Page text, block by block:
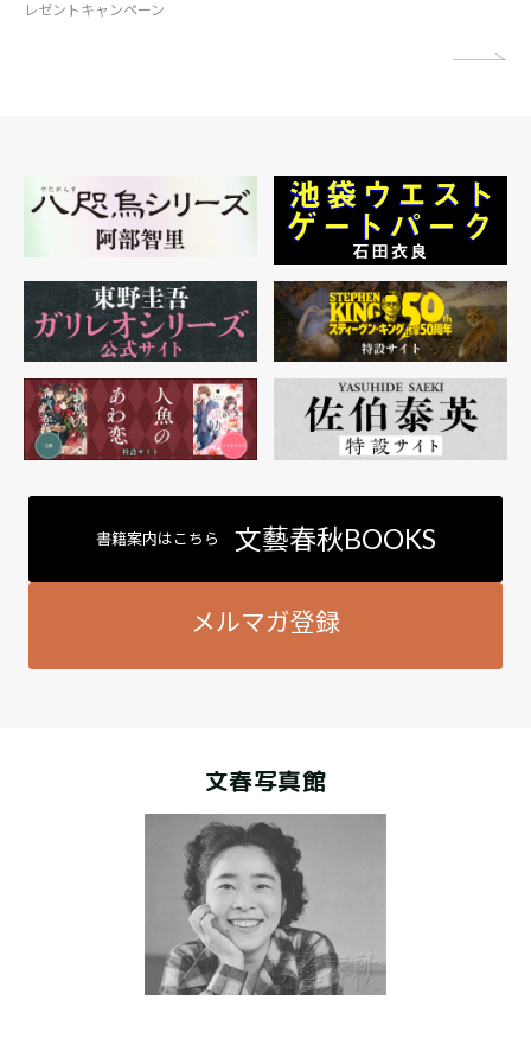
レゼントキャンペーン
書籍案内はこちら 文藝春秋BOOKS
メルマガ登録
文春写真館